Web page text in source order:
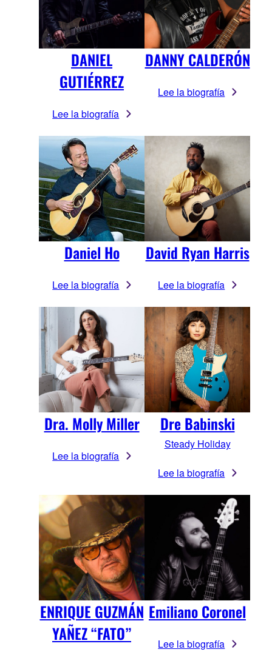
DANIEL
GUTIÉRREZ
Lee la biografía
DANNY CALDERÓN
Lee la biografía
Daniel Ho
Lee la biografía
David Ryan Harris
Lee la biografía
Dra. Molly Miller
Lee la biografía
Dre Babinski
Steady Holiday
Lee la biografía
ENRIQUE GUZMÁN
YAÑEZ “FATO”
Emiliano Coronel
Lee la biografía